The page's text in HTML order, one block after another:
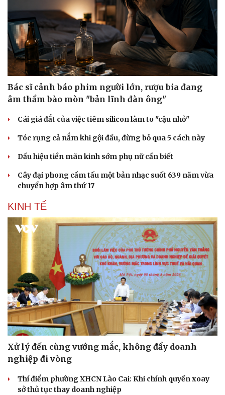
Sức khỏe
Dinh dưỡng - món ngon
Đời sống
Bác sĩ cảnh báo phim người lớn, rượu bia đang
âm thầm bào mòn "bản lĩnh đàn ông"
Cái giá đắt của việc tiêm silicon làm to "cậu nhỏ"
Tóc rụng cả nắm khi gội đầu, đừng bỏ qua 5 cách này
Dấu hiệu tiền mãn kinh sớm phụ nữ cần biết
Cây đại phong cầm tấu một bản nhạc suốt 639 năm vừa
chuyển hợp âm thứ 17
KINH TẾ
Xử lý đến cùng vướng mắc, không đẩy doanh
nghiệp đi vòng
Thí điểm phường XHCN Lào Cai: Khi chính quyền xoay
sở thủ tục thay doanh nghiệp